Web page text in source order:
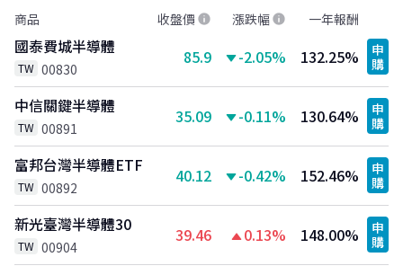
商品 收盤價 漲跌幅 一年報酬
國泰費城半導體
TW 00830
85.9 -2.05% 132.25%
申
購
中信關鍵半導體
TW 00891
35.09 -0.11% 130.64%
申
購
富邦台灣半導體ETF
TW 00892
40.12 -0.42% 152.46%
申
購
新光臺灣半導體30
TW 00904
39.46 0.13% 148.00%
申
購